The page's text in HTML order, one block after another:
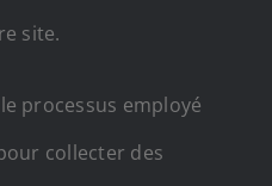
site.
processus employé
collecter des